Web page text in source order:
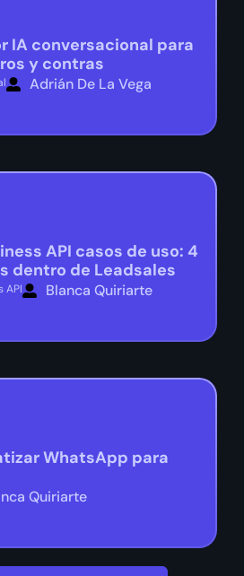
IA conversacional para
y contras
Adrián De La Vega
API casos de uso: 4
dentro de Leadsales
API Blanca Quiriarte
WhatsApp para
Quiriarte